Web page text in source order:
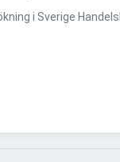
i Sverige